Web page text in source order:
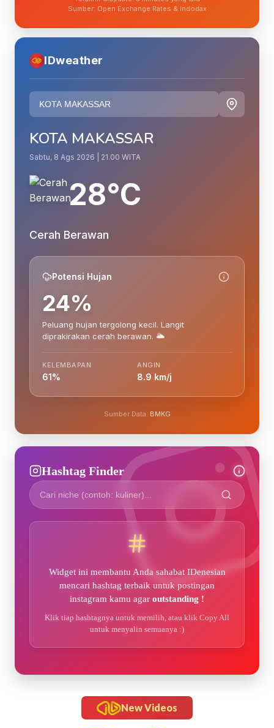
Sumber: Open Exchange Rates & Indodax
IDweather
KOTA MAKASSAR
Sabtu, 8 Ags 2026 | 21.00 WITA
28°C
Cerah Berawan
Potensi Hujan
24%
Peluang hujan tergolong kecil. Langit
diprakirakan cerah berawan. 🌥️
KELEMBAPAN
61%
ANGIN
8.9 km/j
Sumber Data: BMKG
Hashtag Finder
Widget ini membantu Anda sahabat IDenesian
mencari hashtag terbaik untuk postingan
instagram kamu agar outstanding !
Klik tiap hashtagnya untuk memilih, atau klik Copy All
untuk menyalin semuanya :)
New Videos